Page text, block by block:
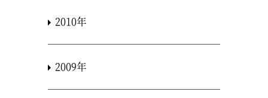
2010年
2009年